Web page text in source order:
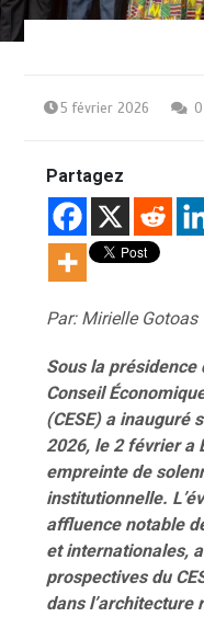
5 février 2026 0
Partagez
Par: Mirielle Gotoas
Sous la présidence
Conseil
(CESE) a inauguré
2026, le 2 février a
empreinte de
institutionnelle.
affluence notable
et internationales,
prospectives du
dans